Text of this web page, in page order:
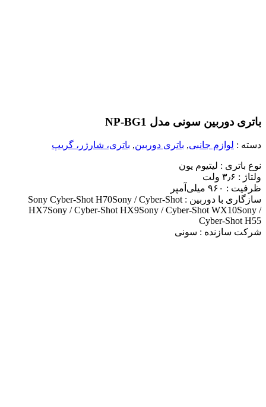
باتری دوربین سونی مدل NP-BG1
دسته : لوازم جانبی, باتری دوربین, باتری، شارژر، گریپ
نوع باتری : لیتیوم یون
ولتاژ : ۳٫۶ ولت
ظرفیت : ۹۶۰ میلی‌آمپر
سازگاری با دوربین : Sony Cyber-Shot H70Sony / Cyber-Shot
HX7Sony / Cyber-Shot HX9Sony / Cyber-Shot WX10Sony /
Cyber-Shot H55
شرکت سازنده : سونی